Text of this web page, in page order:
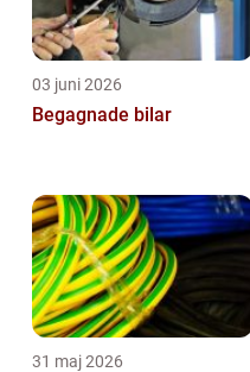
03 juni 2026
Begagnade bilar
31 maj 2026